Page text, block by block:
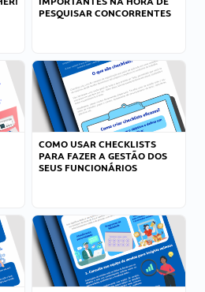
PESQUISAR CONCORRENTES
COMO USAR CHECKLISTS
PARA FAZER A GESTÃO DOS
SEUS FUNCIONÁRIOS